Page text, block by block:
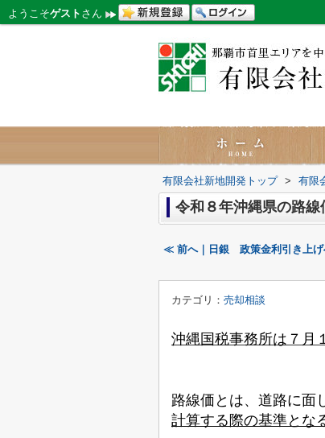
ようこそゲスト さん
有限会社新地開発トップ > 有限
令和８年沖縄県の路線
≪ 前へ｜日銀 政策金利引き上げ
カテゴリ： 売却相談
沖縄国税事務所は７月
路線価とは、道路に面
計算する際の基準とな